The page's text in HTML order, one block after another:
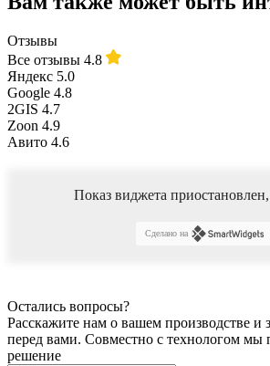
Отзывы
Все отзывы 4.8
Яндекс 5.0
Google 4.8
2GIS 4.7
Zoon 4.9
Авито 4.6
Показ виджета приостановлен,
Сделано на
Остались вопросы?
Расскажите нам о вашем производстве и
перед вами. Совместно с технологом мы
решение